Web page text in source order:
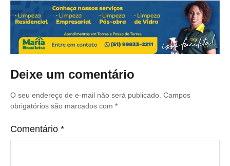
Deixe um comentário
O seu endereço de e-mail não será publicado. Campos
obrigatórios são marcados com *
Comentário *